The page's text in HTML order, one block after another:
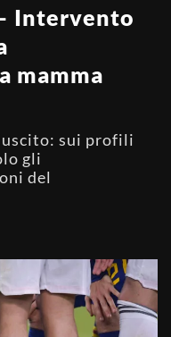
Intervento
mamma
sui profili
gli
del